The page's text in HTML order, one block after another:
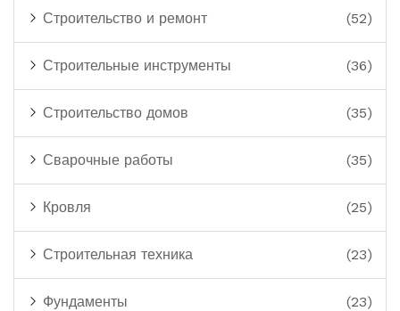
Строительство и ремонт (52)
Строительные инструменты (36)
Строительство домов (35)
Сварочные работы (35)
Кровля (25)
Строительная техника (23)
Фундаменты (23)